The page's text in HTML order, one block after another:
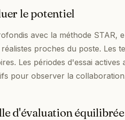
le potentiel
avec la méthode STAR,
proches du poste. Les
Les périodes d'essai actives
pour observer la
d'évaluation équilibrée